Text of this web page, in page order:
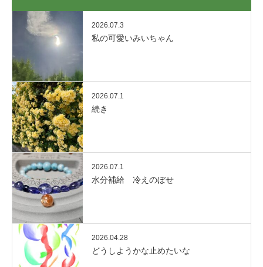
2026.07.3
私の可愛いみいちゃん
2026.07.1
続き
2026.07.1
水分補給 冷えのぼせ
2026.04.28
どうしようかな止めたいな